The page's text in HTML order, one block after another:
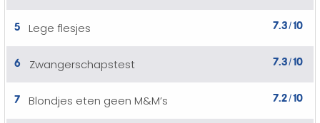
5 Lege flesjes 7.3/10
6 Zwangerschapstest 7.3/10
7 Blondjes eten geen M&M’s 7.2/10